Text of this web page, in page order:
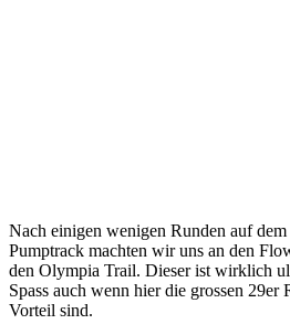
Nach einigen wenigen Runden auf
Pumptrack machten wir uns an den
den Olympia Trail. Dieser ist wirklich
Spass auch wenn hier die grossen 29er
Vorteil sind.